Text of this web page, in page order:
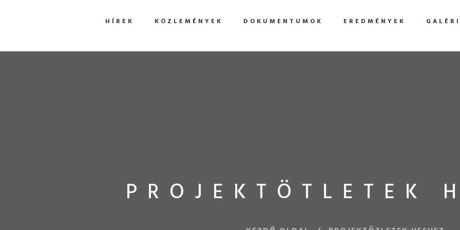
HÍREK KÖZLEMÉNYEK DOKUMENTUMOK EREDMÉNYEK
PROJEKTÖTLETEK